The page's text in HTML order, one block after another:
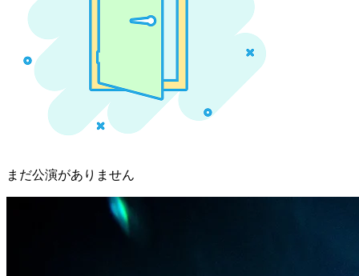
まだ公演がありません